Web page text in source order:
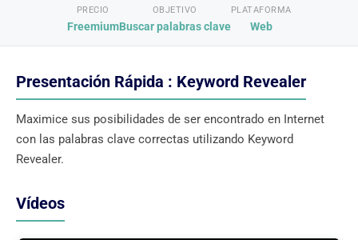
PRECIO
Freemium
OBJETIVO
Buscar palabras clave
PLATAFORMA
Web
Presentación Rápida : Keyword Revealer
Maximice sus posibilidades de ser encontrado en Internet
con las palabras clave correctas utilizando Keyword
Revealer.
Vídeos